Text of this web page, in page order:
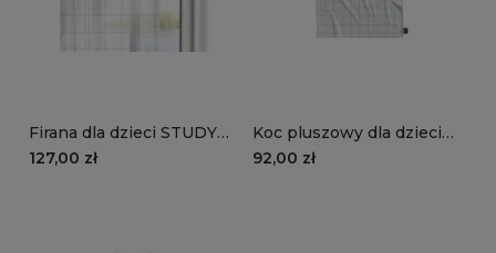
Firana dla dzieci STUDY
STYLE wzór TN02 | zeszyt
127,00 zł
Koc pluszowy dla dzieci
STUDY STYLE wzór TN02
92,00 zł